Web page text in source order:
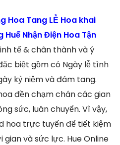
Hoa Tang LỄ Hoa khai
Nhận Điện Hoa Tận
tế & chân thành và ý
biệt gồm có Ngày lễ tình
kỷ niệm và đám tang.
đền chạm chán các gian
sức, luân chuyển. Vì vậy,
hoa trực tuyến để tiết kiệm
và sức lực. Hue Online